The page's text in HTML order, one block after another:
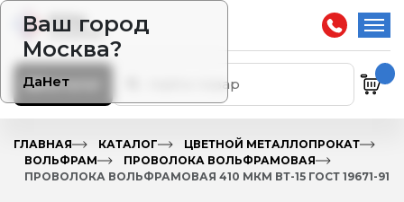
Ваш город
Москва?
ДаНет
Каталог
ГЛАВНАЯ КАТАЛОГ
ЦВЕТНОЙ МЕТАЛЛОПРОКАТ
ВОЛЬФРАМ
ПРОВОЛОКА ВОЛЬФРАМОВАЯ
ПРОВОЛОКА ВОЛЬФРАМОВАЯ 410 МКМ ВТ-15 ГОСТ 19671-91